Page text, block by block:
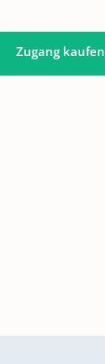
Zugang kaufen